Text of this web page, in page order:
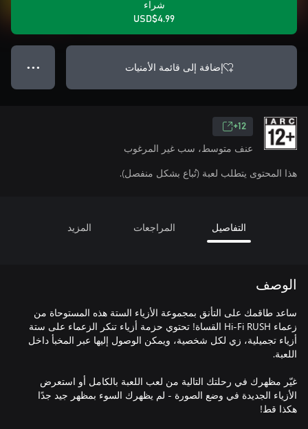
شراء
USD$4.99
إضافة إلى قائمة الأمنيات ● ● ●
12+
عنف متوسط، سب غير المرغوب
هذا المحتوى يتطلب لعبة (تُباع بشكل منفصل).
التفاصيل المراجعات المزيد
الوصف
ساعد طاقمك على التأنق بمجموعة الأزياء الستة هذه المستوحاة من
زعماء Hi-Fi RUSH القساة! تحتوي حزمة أزياء تنكر الزعماء على ستة
أزياء تجميلية، زي لكل شخصية، ويمكن الوصول إليها عبر المخبأ داخل
غيّر مظهرك في رحلتك التالية من لعب اللعبة بالكامل أو استعرض
الأزياء الجديدة في وضع الصورة - لم يظهرك السوء بمظهر جيد جدًا